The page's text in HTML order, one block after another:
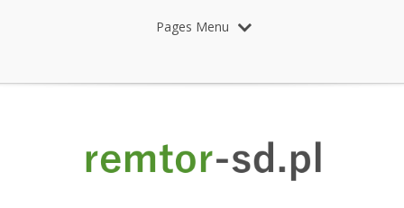
Pages Menu